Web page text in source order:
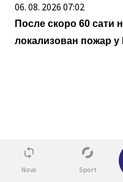
06. 08. 2026 07:02
После скоро 60 сати
локализован пожар у
Novo Sport